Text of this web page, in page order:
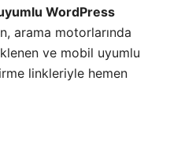
WordPress
arama motorlarında
ve mobil uyumlu
linkleriyle hemen